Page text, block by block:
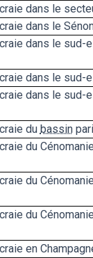
dans le
dans le
dans le sud-
dans le sud-
dans le sud-
du bassin
du
du
du
en